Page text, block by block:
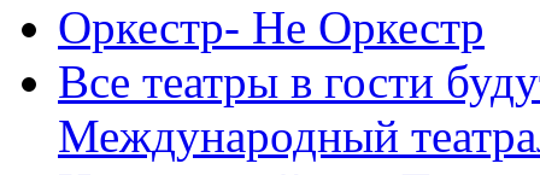
Оркестр- Не Оркестр
Все театры в гости
Международный